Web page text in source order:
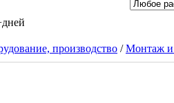
дней
производство /Монтаж и